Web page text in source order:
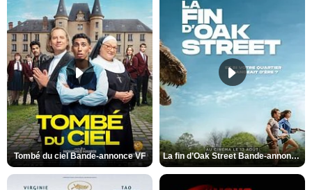
Tombé du ciel Bande-annonce VF La fin d’Oak Street Bande-annonce VO STFR